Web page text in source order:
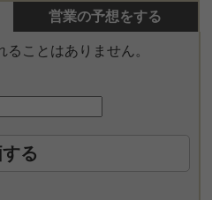
営業の予想をする
ることはありません。
る